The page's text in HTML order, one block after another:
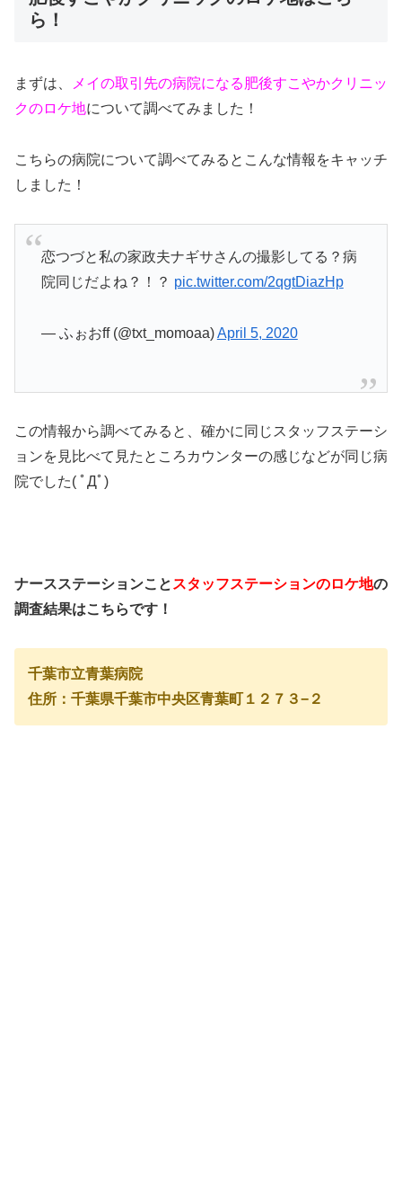
ら！
まずは、
メイの取引先の病院になる肥後すこやかクリニッ
クのロケ地について調べてみました！
こちらの病院について調べてみるとこんな情報をキャッチ
しました！
恋つづと私の家政夫ナギサさんの撮影してる？病
院同じだよね？！？ pic.twitter.com/2qgtDiazHp
— ふぉおff (@txt_momoaa)April 5, 2020
この情報から調べてみると、確かに同じスタッフステーシ
ョンを見比べて見たところカウンターの感じなどが同じ病
院でした( ﾟДﾟ)
ナースステーションこと スタッフステーションのロケ地の
調査結果はこちらです！
千葉市立青葉病院
住所：千葉県千葉市中央区青葉町１２７３−２